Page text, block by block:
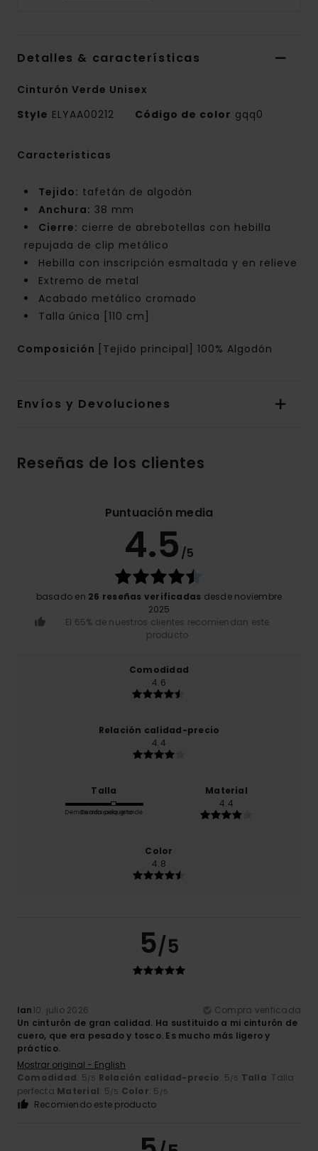
Detalles & características
Cinturón Verde Unisex
Style ELYAA00212 Código de color gqq0
Características
Tejido: tafetán de algodón
Anchura: 38 mm
Cierre: cierre de abrebotellas con hebilla
repujada de clip metálico
Hebilla con inscripción esmaltada y en relieve
Extremo de metal
Acabado metálico cromado
Talla única [110 cm]
Composición [Tejido principal] 100% Algodón
Envíos y Devoluciones
Reseñas de los clientes
Puntuación media
4.5 /5
basado en 26 reseñas verificadas desde noviembre
2025
El 65% de nuestros clientes recomiendan este
producto
Comodidad
4.6
Relación calidad-precio
4.4
Talla
Demasiado pequeño
Demasiado grande
Material
4.4
Color
4.8
5/5
Ian10. julio 2026
Compra verificada
Un cinturón de gran calidad. Ha sustituido a mi cinturón de
cuero, que era pesado y tosco. Es mucho más ligero y
práctico.
Mostrar original - English
Comodidad: 5/5 Relación calidad-precio: 5/5 Talla: Talla
perfecta Material: 5/5 Color: 5 /5
Recomiendo este producto